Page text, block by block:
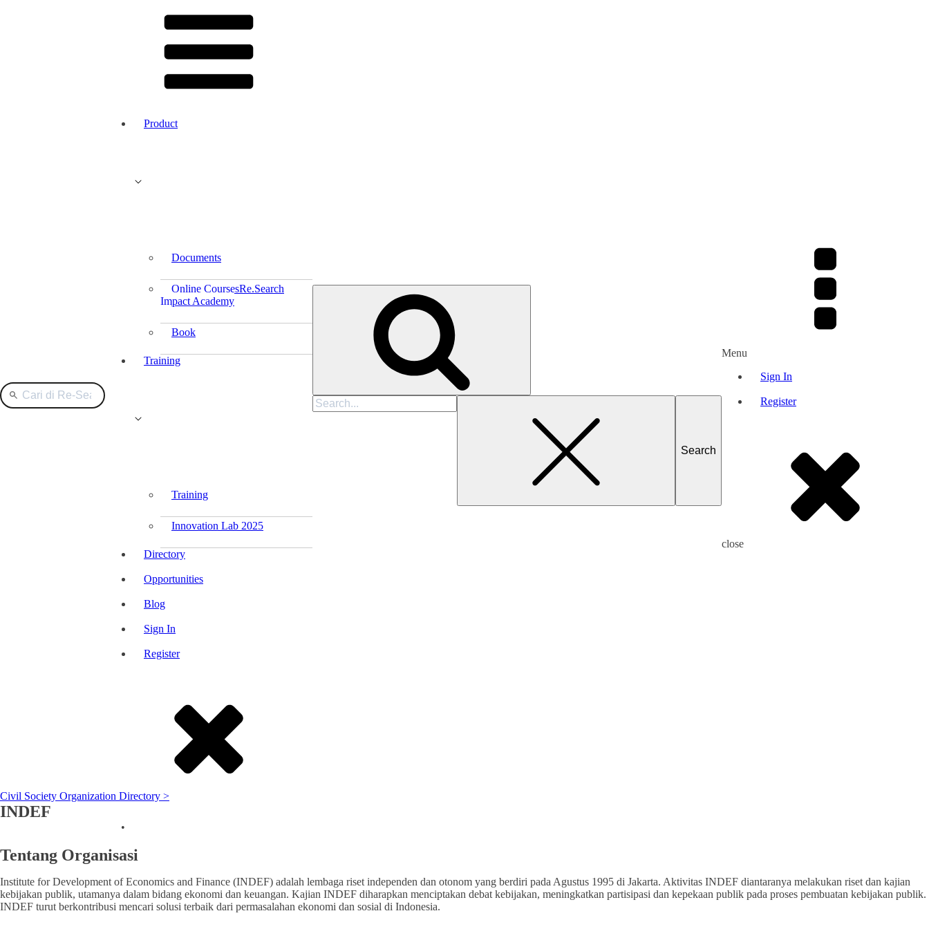
Product
Documents
Online CoursesRe.Search
Impact Academy
Book
Training
Training
Innovation Lab 2025
Directory
Opportunities
Blog
Sign In
Register
Search
for:
Menu
Sign In
Register
close
Civil Society Organization Directory >
INDEF
•
Tentang Organisasi
Institute for Development of Economics and Finance (INDEF) adalah lembaga riset independen dan otonom yang berdiri pada Agustus 1995 di Jakarta. Aktivitas INDEF diantaranya melakukan riset dan kajian
kebijakan publik, utamanya dalam bidang ekonomi dan keuangan. Kajian INDEF diharapkan menciptakan debat kebijakan, meningkatkan partisipasi dan kepekaan publik pada proses pembuatan kebijakan publik.
INDEF turut berkontribusi mencari solusi terbaik dari permasalahan ekonomi dan sosial di Indonesia.